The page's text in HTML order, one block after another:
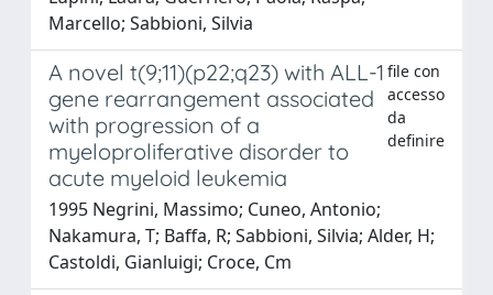
Marcello; Sabbioni, Silvia
A novel t(9;11)(p22;q23) with ALL-1
gene rearrangement associated
with progression of a
myeloproliferative disorder to
acute myeloid leukemia
file con
accesso
da
definire
1995 Negrini, Massimo; Cuneo, Antonio;
Nakamura, T; Baffa, R; Sabbioni, Silvia; Alder, H;
Castoldi, Gianluigi; Croce, Cm